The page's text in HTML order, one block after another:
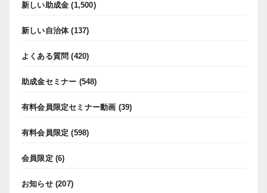
新しい助成金 (1,500)
新しい自治体(137)
よくある質問 (420)
助成金セミナー (548)
有料会員限定セミナー動画 (39)
有料会員限定 (598)
会員限定 (6)
お知らせ(207)